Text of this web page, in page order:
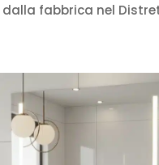
dalla fabbrica nel